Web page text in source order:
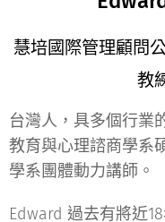
慧培國際管理顧問
教
台灣人，具多個行業
教育與心理諮商學系
學系團體動力講師。
Edward 過去有將近